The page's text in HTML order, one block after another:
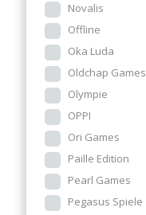
Novalis
Offline
Oka Luda
Oldchap Games
Olympie
OPPI
Ori Games
Paille Edition
Pearl Games
Pegasus Spiele